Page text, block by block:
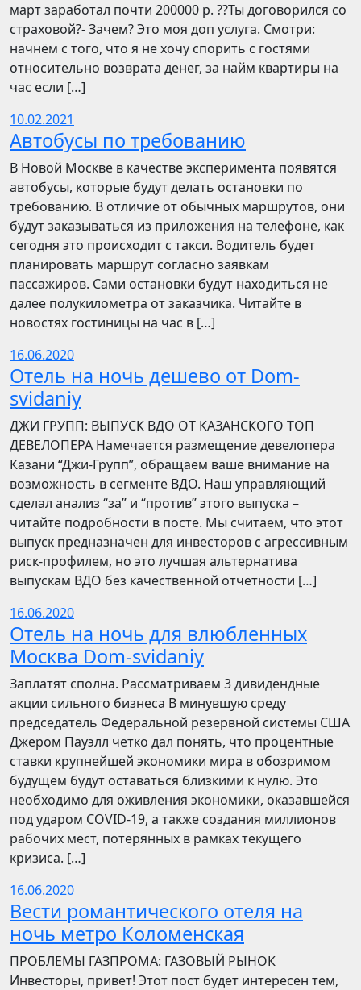
март заработал почти 200000 р. ??Ты договорился со
страховой?- Зачем? Это моя доп услуга. Смотри:
начнём с того, что я не хочу спорить с гостями
относительно возврата денег, за найм квартиры на
час если […]
10.02.2021
Автобусы по требованию
В Новой Москве в качестве эксперимента появятся
автобусы, которые будут делать остановки по
требованию. В отличие от обычных маршрутов, они
будут заказываться из приложения на телефоне, как
сегодня это происходит с такси. Водитель будет
планировать маршрут согласно заявкам
пассажиров. Сами остановки будут находиться не
далее полукилометра от заказчика. Читайте в
новостях гостиницы на час в […]
16.06.2020
Отель на ночь дешево от Dom-
svidaniy
​​ДЖИ ГРУПП: ВЫПУСК ВДО ОТ КАЗАНСКОГО ТОП
ДЕВЕЛОПЕРА Намечается размещение девелопера
Казани “Джи-Групп”, обращаем ваше внимание на
возможность в сегменте ВДО. Наш управляющий
сделал анализ “за” и “против” этого выпуска –
читайте подробности в посте. Мы считаем, что этот
выпуск предназначен для инвесторов с агрессивным
риск-профилем, но это лучшая альтернатива
выпускам ВДО без качественной отчетности […]
16.06.2020
Отель на ночь для влюбленных
Москва Dom-svidaniy
Заплатят сполна. Рассматриваем 3 дивидендные
акции сильного бизнеса В минувшую среду
председатель Федеральной резервной системы США
Джером Пауэлл четко дал понять, что процентные
ставки крупнейшей экономики мира в обозримом
будущем будут оставаться близкими к нулю. Это
необходимо для оживления экономики, оказавшейся
под ударом COVID-19, а также создания миллионов
рабочих мест, потерянных в рамках текущего
кризиса. […]
16.06.2020
Вести романтического отеля на
ночь метро Коломенская
ПРОБЛЕМЫ ГАЗПРОМА: ГАЗОВЫЙ РЫНОК
Инвесторы, привет! Этот пост будет интересен тем,